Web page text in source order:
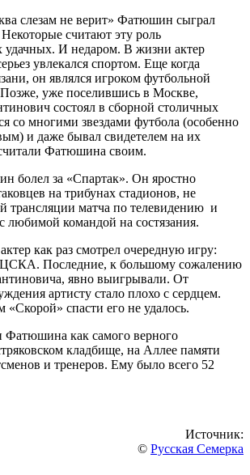
слезам не верит» Фатюшин сыграл
Некоторые считают эту роль
удачных. И недаром. В жизни актер
увлекался спортом. Еще когда
он являлся игроком футбольной
уже поселившись в Москве,
состоял в сборной столичных
со многими звездами футбола (особенно
и даже бывал свидетелем на их
Фатюшина своим.
болел за «Спартак». Он яростно
на трибунах стадионов, не
трансляции матча по телевидению и
любимой командой на состязания.
как раз смотрел очередную игру:
ЦСКА. Последние, к большому сожалению
явно выигрывали. От
артисту стало плохо с сердцем.
спасти его не удалось.
Фатюшина как самого верного
кладбище, на Аллее памяти
и тренеров. Ему было всего 52
Источник:
© Русская Семерка